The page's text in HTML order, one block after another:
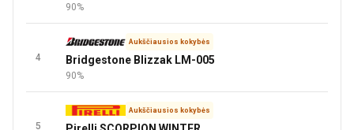
90%
4
Aukščiausios kokybės
Bridgestone Blizzak LM-005
90%
5
Aukščiausios kokybės